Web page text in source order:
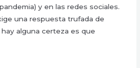
y en las redes sociales.
una respuesta trufada de
alguna certeza es que